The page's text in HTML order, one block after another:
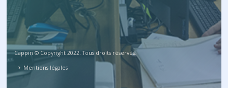
Cappin © Copyright 2022. Tous droits réservés.
Mentions légales